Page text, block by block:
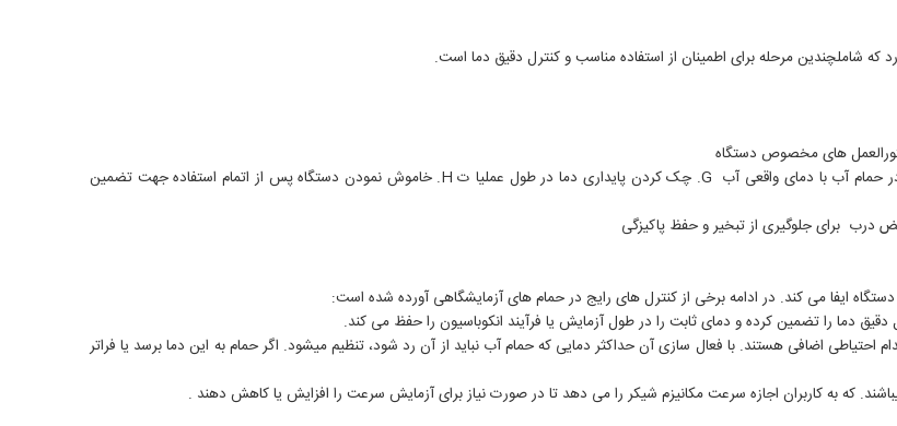
شاملچندین مرحله برای اطمینان از استفاده مناسب و کنترل دقیق دما است.
F. تأیید دما با استفاده از دماسنج جهت تضمین تطابق دمای نمایش داده شده در حمام آب با دمای واقعی آب G. چک کردن پایداری دما در طول عملیا ت H. خاموش نمودن دستگاه پس از اتمام استفاده جهت تضمین
ایفا می کند. در ادامه برخی از کنترل های رایج در حمام های آزمایشگاهی آورده شده است:
دقیق دما را تضمین کرده و دمای ثابت را در طول آزمایش یا فرآیند انکوباسیون را حفظ می کند.
احتیاطی اضافی هستند. با فعال سازی آن حداکثر دمایی که حمام آب نباید از آن رد شود، تنظیم میشود. اگر حمام به این دما برسد یا فراتر
که به کاربران اجازه سرعت مکانیزم شیکر را می دهد تا در صورت نیاز برای آزمایش سرعت را افزایش یا کاهش دهند .